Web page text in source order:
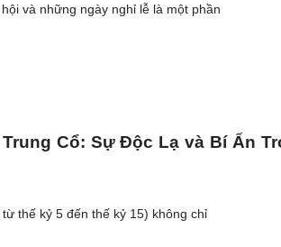
và những ngày nghỉ lễ là một phần
Cổ: Sự Độc Lạ và Bí Ẩn
thế kỷ 5 đến thế kỷ 15) không chỉ